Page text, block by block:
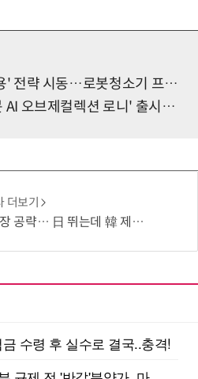
봇청소기 프리미엄·볼륨존 라인업 대거 확충
' 출시…세계 최초 본체·스테이션 100도 스팀 적용
더보기
공략… 日 뛰는데 韓 제자리